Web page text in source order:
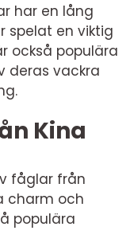
har en lång
spelat en viktig
också populära
deras vackra
Kina
fåglar från
charm och
populära